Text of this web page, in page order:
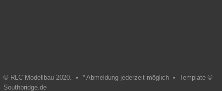
© RLC-Modellbau 2020. • *Abmeldung jederzeit möglich • Template ©
Southbridge.de